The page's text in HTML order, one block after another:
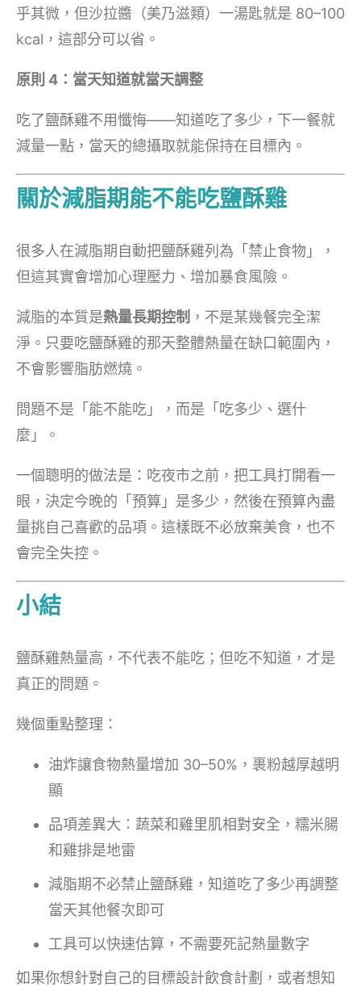
乎其微，但沙拉醬（美乃滋類）一湯匙就是 80–100
kcal，這部分可以省。
原則 4：當天知道就當天調整
吃了鹽酥雞不用懺悔——知道吃了多少，下一餐就
減量一點，當天的總攝取就能保持在目標內。
關於減脂期能不能吃鹽酥雞
很多人在減脂期自動把鹽酥雞列為「禁止食物」，
但這其實會增加心理壓力、增加暴食風險。
減脂的本質是熱量長期控制 ，不是某幾餐完全潔
淨。只要吃鹽酥雞的那天整體熱量在缺口範圍內，
不會影響脂肪燃燒。
問題不是「能不能吃」，而是「吃多少、選什
麼」。
一個聰明的做法是：吃夜市之前，把工具打開看一
眼，決定今晚的「預算」是多少，然後在預算內盡
量挑自己喜歡的品項。這樣既不必放棄美食，也不
會完全失控。
小結
鹽酥雞熱量高，不代表不能吃；但吃不知道，才是
真正的問題。
幾個重點整理：
油炸讓食物熱量增加 30–50%，裹粉越厚越明
顯
品項差異大：蔬菜和雞里肌相對安全，糯米腸
和雞排是地雷
減脂期不必禁止鹽酥雞，知道吃了多少再調整
當天其他餐次即可
工具可以快速估算，不需要死記熱量數字
如果你想針對自己的目標設計飲食計劃，或者想知